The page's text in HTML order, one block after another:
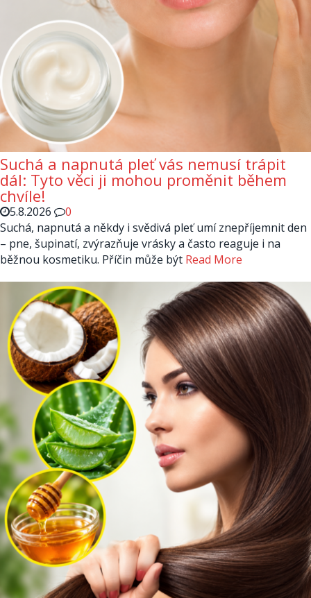
Suchá a napnutá pleť vás nemusí trápit
dál: Tyto věci ji mohou proměnit během
chvíle!
5.8.2026
0
Suchá, napnutá a někdy i svědivá pleť umí znepříjemnit den
– pne, šupinatí, zvýrazňuje vrásky a často reaguje i na
běžnou kosmetiku. Příčin může být Read More